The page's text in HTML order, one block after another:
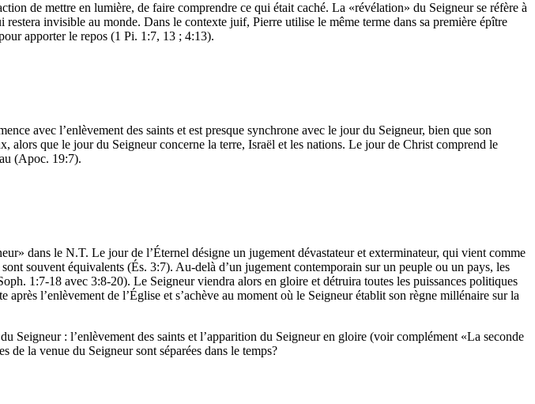
de mettre en lumière, de faire comprendre ce qui était caché. La «révélation» du Seigneur se réfère à
invisible au monde. Dans le contexte juif, Pierre utilise le même terme dans sa première épître
apporter le repos (1 Pi. 1:7, 13 ; 4:13).
avec l’enlèvement des saints et est presque synchrone avec le jour du Seigneur, bien que son
alors que le jour du Seigneur concerne la terre, Israël et les nations. Le jour de Christ comprend le
(Apoc. 19:7).
dans le N.T. Le jour de l’Éternel désigne un jugement dévastateur et exterminateur, qui vient comme
souvent équivalents (És. 3:7). Au-delà d’un jugement contemporain sur un peuple ou un pays, les
1:7-18 avec 3:8-20). Le Seigneur viendra alors en gloire et détruira toutes les puissances politiques
l’enlèvement de l’Église et s’achève au moment où le Seigneur établit son règne millénaire sur la
Seigneur : l’enlèvement des saints et l’apparition du Seigneur en gloire (voir complément «La seconde
la venue du Seigneur sont séparées dans le temps?